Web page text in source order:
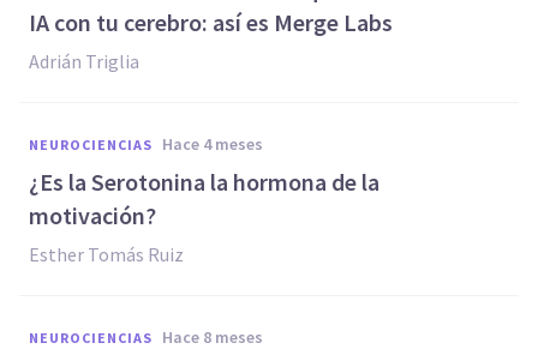
IA con tu cerebro: así es Merge Labs
Adrián Triglia
NEUROCIENCIAS hace 4 meses
¿Es la Serotonina la hormona de la
motivación?
Esther Tomás Ruiz
NEUROCIENCIAS hace 8 meses